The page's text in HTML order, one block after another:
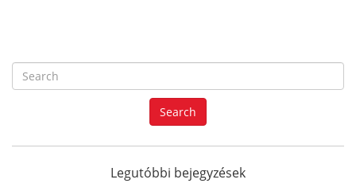
e
r
f
Search
Legutóbbi bejegyzések